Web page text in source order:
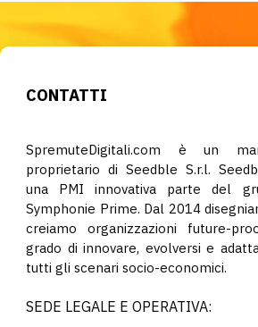
CONTATTI
SpremuteDigitali.com è un
proprietario di Seedble S.r.l.
una PMI innovativa parte del
Symphonie Prime. Dal 2014
creiamo organizzazioni future-
grado di innovare, evolversi e
tutti gli scenari socio-economici.
SEDE LEGALE E OPERATIVA: